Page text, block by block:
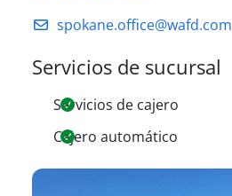
spokane.office@wafd.com
Servicios de sucursal
Servicios de cajero
Cajero automático